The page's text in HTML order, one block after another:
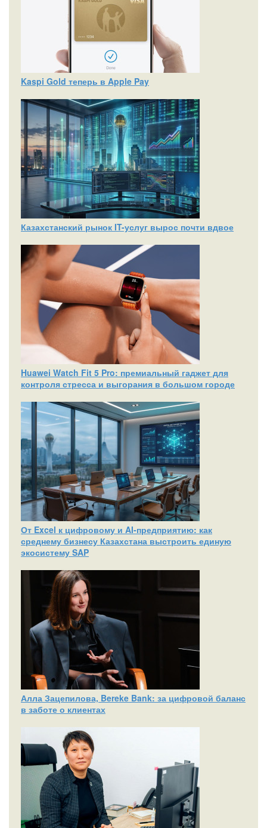
Kaspi Gold теперь в Apple Pay
Казахстанский рынок IT-услуг вырос почти вдвое
Huawei Watch Fit 5 Pro: премиальный гаджет для
контроля стресса и выгорания в большом городе
От Excel к цифровому и AI‑предприятию: как
среднему бизнесу Казахстана выстроить единую
экосистему SAP
Алла Зацепилова, Bereke Bank: за цифровой баланс
в заботе о клиентах